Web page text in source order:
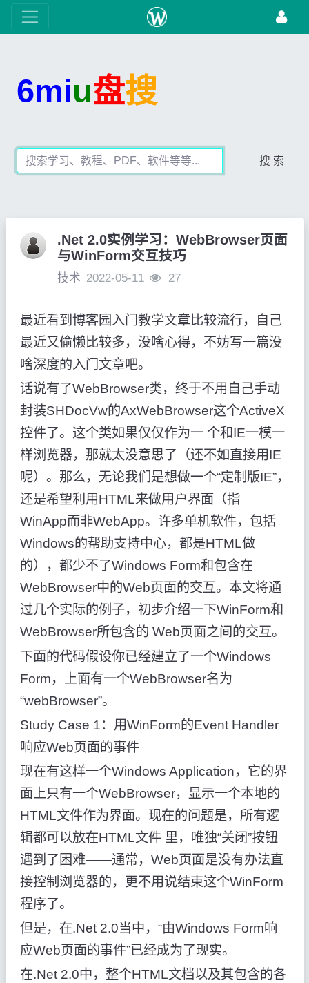
6miu盘搜
搜 索
.Net 2.0实例学习：WebBrowser页面
与WinForm交互技巧
技术 2022-05-11 27
最近看到博客园入门教学文章比较流行，自己
最近又偷懒比较多，没啥心得，不妨写一篇没
啥深度的入门文章吧。
话说有了WebBrowser类，终于不用自己手动
封装SHDocVw的AxWebBrowser这个ActiveX
控件了。这个类如果仅仅作为一 个和IE一模一
样浏览器，那就太没意思了（还不如直接用IE
呢）。那么，无论我们是想做一个“定制版IE”，
还是希望利用HTML来做用户界面（指
WinApp而非WebApp。许多单机软件，包括
Windows的帮助支持中心，都是HTML做
的），都少不了Windows Form和包含在
WebBrowser中的Web页面的交互。本文将通
过几个实际的例子，初步介绍一下WinForm和
WebBrowser所包含的 Web页面之间的交互。
下面的代码假设你已经建立了一个Windows
Form，上面有一个WebBrowser名为
“webBrowser”。
Study Case 1：用WinForm的Event Handler
响应Web页面的事件
现在有这样一个Windows Application，它的界
面上只有一个WebBrowser，显示一个本地的
HTML文件作为界面。现在的问题是，所有逻
辑都可以放在HTML文件 里，唯独“关闭”按钮
遇到了困难——通常，Web页面是没有办法直
接控制浏览器的，更不用说结束这个WinForm
程序了。
但是，在.Net 2.0当中，“由Windows Form响
应Web页面的事件”已经成为了现实。
在.Net 2.0中，整个HTML文档以及其包含的各